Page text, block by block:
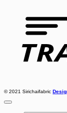
© 2021 Sirichaifabric